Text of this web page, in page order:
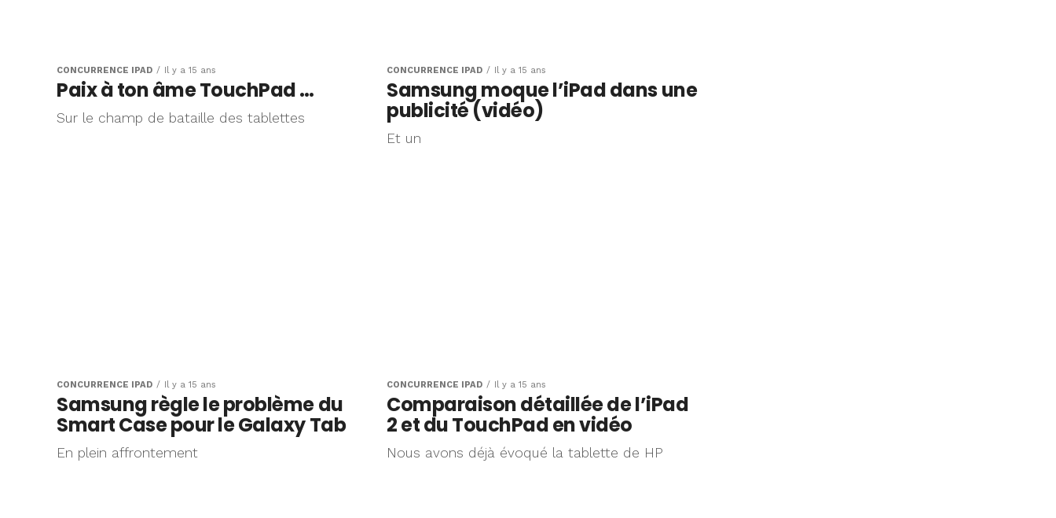
CONCURRENCE IPAD Il y a 15 ans
Paix à ton âme TouchPad …
Sur le champ de bataille des tablettes
CONCURRENCE IPAD Il y a 15 ans
Samsung moque l’iPad dans une
publicité (vidéo)
Et un
CONCURRENCE IPAD Il y a 15 ans
Samsung règle le problème du
Smart Case pour le Galaxy Tab
En plein affrontement
CONCURRENCE IPAD Il y a 15 ans
Comparaison détaillée de l’iPad
2 et du TouchPad en vidéo
Nous avons déjà évoqué la tablette de HP